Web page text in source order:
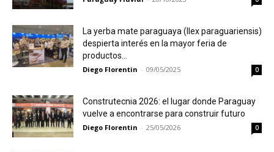
La yerba mate paraguaya (Ilex paraguariensis)
despierta interés en la mayor feria de
productos...
Diego Florentin - 09/05/2025 0
Construtecnia 2026: el lugar donde Paraguay
vuelve a encontrarse para construir futuro
Diego Florentin - 25/05/2026 0